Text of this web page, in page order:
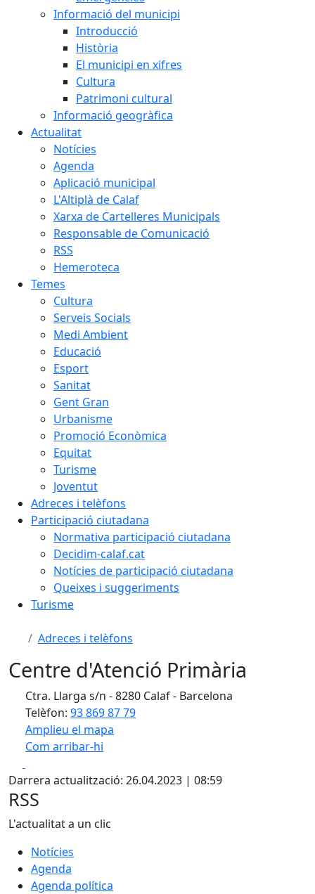
Informació del municipi
Introducció
Història
El municipi en xifres
Cultura
Patrimoni cultural
Informació geogràfica
Actualitat
Notícies
Agenda
Aplicació municipal
L'Altiplà de Calaf
Xarxa de Cartelleres Municipals
Responsable de Comunicació
RSS
Hemeroteca
Temes
Cultura
Serveis Socials
Medi Ambient
Educació
Esport
Sanitat
Gent Gran
Urbanisme
Promoció Econòmica
Equitat
Turisme
Joventut
Adreces i telèfons
Participació ciutadana
Normativa participació ciutadana
Decidim-calaf.cat
Notícies de participació ciutadana
Queixes i suggeriments
Turisme
Adreces i telèfons
Centre d'Atenció Primària
Ctra. Llarga s/n - 8280 Calaf - Barcelona
Telèfon: 93 869 87 79
Amplieu el mapa
Com arribar-hi
+
−
Darrera actualització: 26.04.2023 | 08:59
RSS
L'actualitat a un clic
Notícies
Agenda
Agenda política